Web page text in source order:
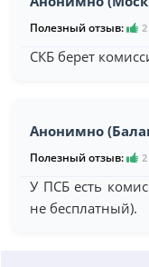
Полезный отзыв: 2
СКБ берет
Анонимно
Полезный отзыв: 2
У ПСБ есть
не бесплатный).